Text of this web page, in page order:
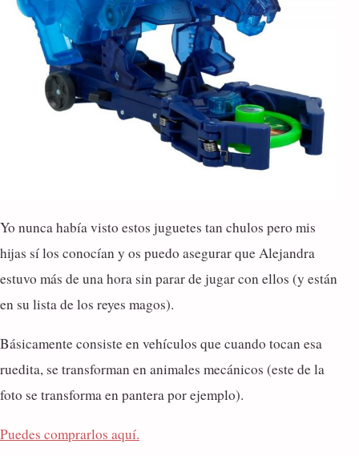
Yo nunca había visto estos juguetes tan chulos pero mis
hijas sí los conocían y os puedo asegurar que Alejandra
estuvo más de una hora sin parar de jugar con ellos (y están
en su lista de los reyes magos).
Básicamente consiste en vehículos que cuando tocan esa
ruedita, se transforman en animales mecánicos (este de la
foto se transforma en pantera por ejemplo).
Puedes comprarlos aquí.